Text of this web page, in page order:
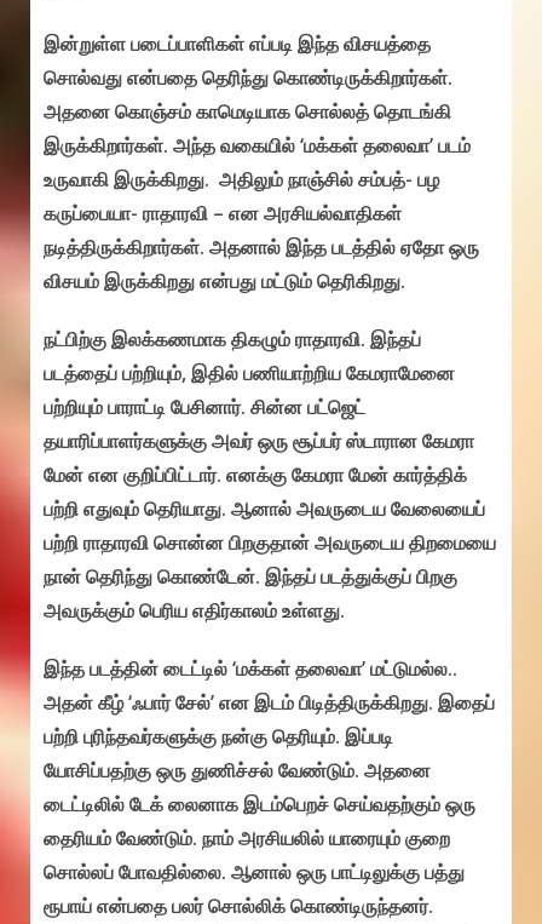
இன்றுள்ள படைப்பாளிகள் எப்படி இந்த விசயத்தை
சொல்வது என்பதை தெரிந்து கொண்டிருக்கிறார்கள்.
அதனை கொஞ்சம் காமெடியாக சொல்லத் தொடங்கி
இருக்கிறார்கள். அந்த வகையில் ‘மக்கள் தலைவா’ படம்
உருவாகி இருக்கிறது. அதிலும் நாஞ்சில் சம்பத்- பழ
கருப்பையா- ராதாரவி – என அரசியல்வாதிகள்
நடித்திருக்கிறார்கள். அதனால் இந்த படத்தில் ஏதோ ஒரு
விசயம் இருக்கிறது என்பது மட்டும் தெரிகிறது.
நட்பிற்கு இலக்கணமாக திகழும் ராதாரவி. இந்தப்
படத்தைப் பற்றியும், இதில் பணியாற்றிய கேமராமேனை
பற்றியும் பாராட்டி பேசினார். சின்ன பட்ஜெட்
தயாரிப்பாளர்களுக்கு அவர் ஒரு சூப்பர் ஸ்டாரான கேமரா
மேன் என குறிப்பிட்டார். எனக்கு கேமரா மேன் கார்த்திக்
பற்றி எதுவும் தெரியாது. ஆனால் அவருடைய வேலையைப்
பற்றி ராதாரவி சொன்ன பிறகுதான் அவருடைய திறமையை
நான் தெரிந்து கொண்டேன். இந்தப் படத்துக்குப் பிறகு
அவருக்கும் பெரிய எதிர்காலம் உள்ளது.
இந்த படத்தின் டைட்டில் ‘மக்கள் தலைவா’ மட்டுமல்ல..
அதன் கீழ் ‘ஃபார் சேல்’ என இடம் பிடித்திருக்கிறது. இதைப்
பற்றி புரிந்தவர்களுக்கு நன்கு தெரியும். இப்படி
யோசிப்பதற்கு ஒரு துணிச்சல் வேண்டும். அதனை
டைட்டிலில் டேக் லைனாக இடம்பெறச் செய்வதற்கும் ஒரு
தைரியம் வேண்டும். நாம் அரசியலில் யாரையும் குறை
சொல்லப் போவதில்லை. ஆனால் ஒரு பாட்டிலுக்கு பத்து
ரூபாய் என்பதை பலர் சொல்லிக் கொண்டிருந்தனர்.